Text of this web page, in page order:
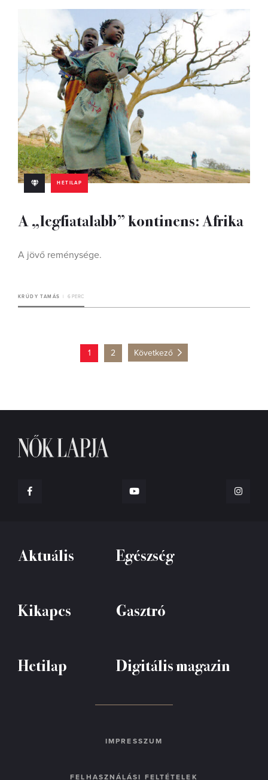
HETILAP
A „legfiatalabb” kontinens: Afrika
A jövő reménysége.
KRÚDY TAMÁS 6 PERC
1 2 Következő
Aktuális Egészség
Kikapcs Gasztró
Hetilap Digitális magazin
IMPRESSZUM
FELHASZNÁLÁSI FELTÉTELEK